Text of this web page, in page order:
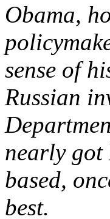
Obama,
sense of
Russian
nearly got
based,
best.